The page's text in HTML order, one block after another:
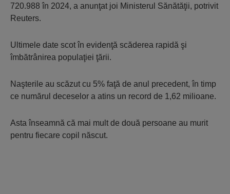
720.988 în 2024, a anunţat joi Ministerul Sănătăţii, potrivit
Reuters.
Ultimele date scot în evidenţă scăderea rapidă şi
îmbătrânirea populaţiei ţării.
Naşterile au scăzut cu 5% faţă de anul precedent, în timp
ce numărul deceselor a atins un record de 1,62 milioane.
Asta înseamnă că mai mult de două persoane au murit
pentru fiecare copil născut.